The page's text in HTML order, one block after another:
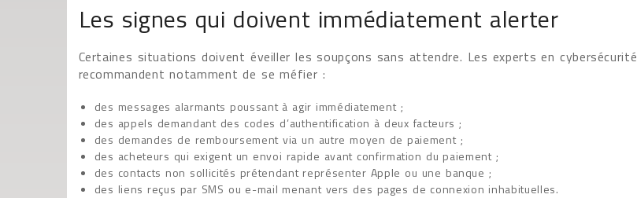
Les signes qui doivent immédiatement alerter
Certaines situations doivent éveiller les soupçons sans attendre. Les experts en cybersécurité
recommandent notamment de se méfier :
des messages alarmants poussant à agir immédiatement ;
des appels demandant des codes d’authentification à deux facteurs ;
des demandes de remboursement via un autre moyen de paiement ;
des acheteurs qui exigent un envoi rapide avant confirmation du paiement ;
des contacts non sollicités prétendant représenter Apple ou une banque ;
des liens reçus par SMS ou e-mail menant vers des pages de connexion inhabituelles.